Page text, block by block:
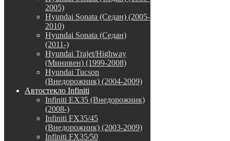
2005)
Hyundai Sonata (Седан) (2005-
2010)
Hyundai Sonata (Седан)
(2011-)
Hyundai Trajet/Highway
(Минивен) (1999-2008)
Hyundai Tucson
(Внедорожник) (2004-2009)
Автостекло Infiniti
Infiniti EX35 (Внедорожник)
(2008-)
Infiniti FX35/45
(Внедорожник) (2003-2009)
Infiniti FX35/50